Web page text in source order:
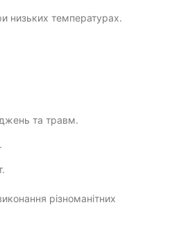
низьких температурах.
та травм.
різноманітних